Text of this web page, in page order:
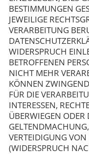
BESTIMMUNGEN
JEWEILIGE
VERARBEITUNG
WIDERSPRUCH
BETROFFENEN
NICHT MEHR
KÖNNEN
FÜR DIE
INTERESSEN,
ÜBERWIEGEN ODER
VERTEIDIGUNG
(WIDERSPRUCH